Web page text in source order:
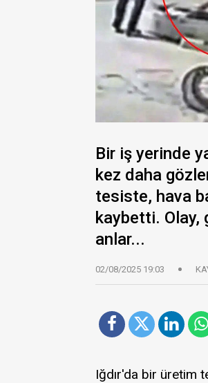
Bir iş yerinde
kez daha
tesiste, hava
kaybetti. Olay,
anlar...
02/08/2025 19:03
Iğdır'da bir üretim